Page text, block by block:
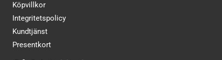
Köpvillkor
Integritetspolicy
Kundtjänst
Presentkort